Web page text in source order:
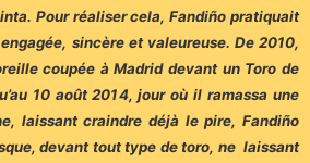
Pour réaliser cela, Fandiño pratiquait
sincère et valeureuse. De 2010,
coupée à Madrid devant un Toro de
10 août 2014, jour où il ramassa une
laissant craindre déjà le pire, Fandiño
devant tout type de toro, ne laissant